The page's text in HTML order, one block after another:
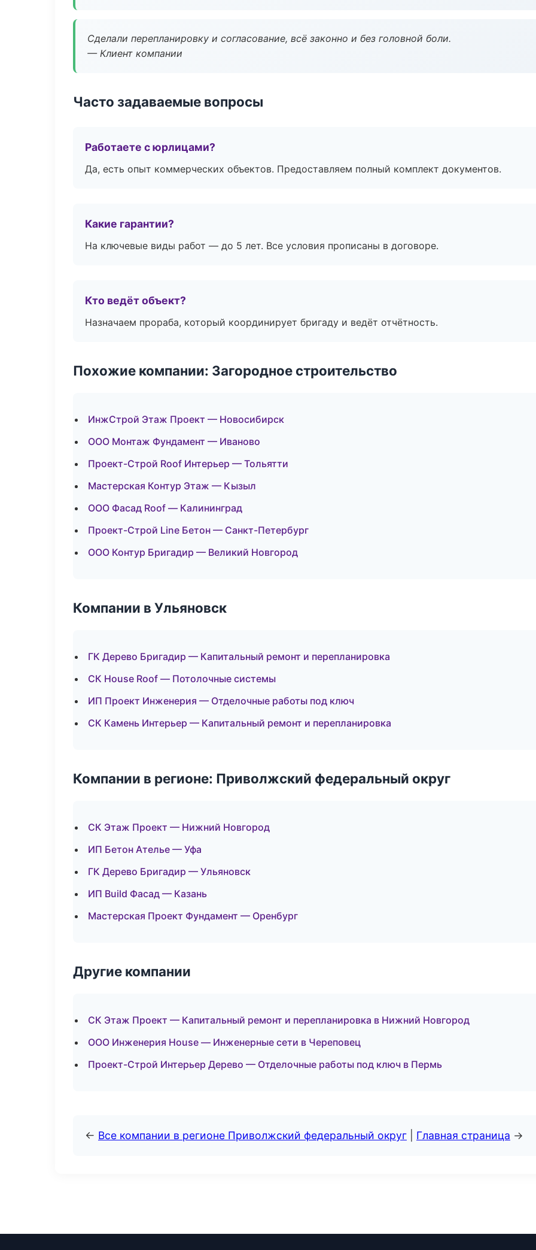
Сделали перепланировку и согласование, всё законно и без головной боли.
— Клиент компании
Часто задаваемые вопросы
Работаете с юрлицами?
Да, есть опыт коммерческих объектов. Предоставляем полный комплект документов.
Какие гарантии?
На ключевые виды работ — до 5 лет. Все условия прописаны в договоре.
Кто ведёт объект?
Назначаем прораба, который координирует бригаду и ведёт отчётность.
Похожие компании: Загородное строительство
ИнжСтрой Этаж Проект — Новосибирск
ООО Монтаж Фундамент — Иваново
Проект-Строй Roof Интерьер — Тольятти
Мастерская Контур Этаж — Кызыл
ООО Фасад Roof — Калининград
Проект-Строй Line Бетон — Санкт-Петербург
ООО Контур Бригадир — Великий Новгород
Компании в Ульяновск
ГК Дерево Бригадир — Капитальный ремонт и перепланировка
СК House Roof — Потолочные системы
ИП Проект Инженерия — Отделочные работы под ключ
СК Камень Интерьер — Капитальный ремонт и перепланировка
Компании в регионе: Приволжский федеральный округ
СК Этаж Проект — Нижний Новгород
ИП Бетон Ателье — Уфа
ГК Дерево Бригадир — Ульяновск
ИП Build Фасад — Казань
Мастерская Проект Фундамент — Оренбург
Другие компании
СК Этаж Проект — Капитальный ремонт и перепланировка в Нижний Новгород
ООО Инженерия House — Инженерные сети в Череповец
Проект-Строй Интерьер Дерево — Отделочные работы под ключ в Пермь
← Все компании в регионе Приволжский федеральный округ Главная страница →